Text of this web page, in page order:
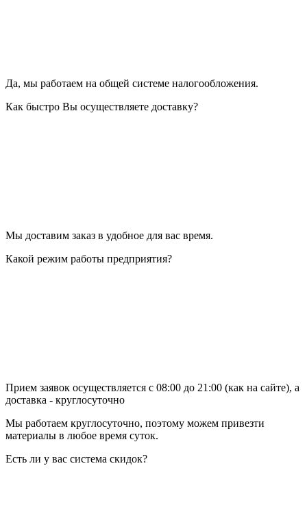
Да, мы работаем на общей системе налогообложения.
Как быстро Вы осуществляете доставку?
Мы доставим заказ в удобное для вас время.
Какой режим работы предприятия?
Прием заявок осуществляется с 08:00 до 21:00 (как на сайте), а
доставка - круглосуточно
Мы работаем круглосуточно, поэтому можем привезти
материалы в любое время суток.
Есть ли у вас система скидок?